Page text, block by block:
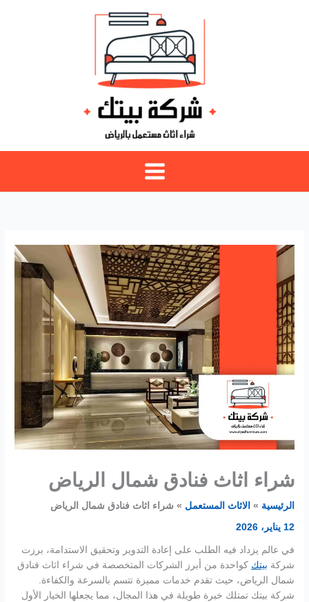
شراء اثاث فنادق شمال الرياض
الرئيسية الاثاث المستعمل شراء اثاث فنادق شمال الرياض
12 يناير، 2026
في عالم يزداد فيه الطلب على إعادة التدوير وتحقيق الاستدامة، برزت
شركة بيتك كواحدة من أبرز الشركات المتخصصة في شراء اثاث فنادق
شمال الرياض، حيث تقدم خدمات مميزة تتسم بالسرعة والكفاءة.
شركة بيتك تمتلك خبرة طويلة في هذا المجال، مما يجعلها الخيار الأول